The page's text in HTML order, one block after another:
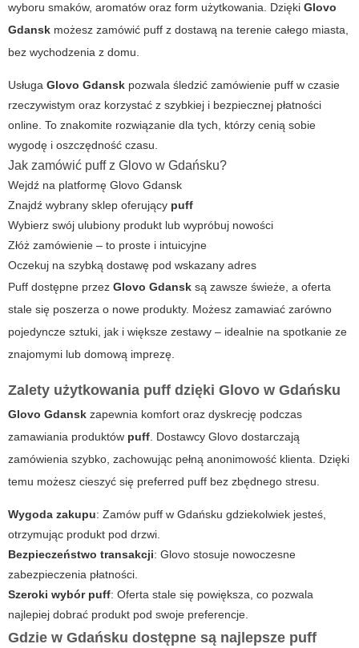
wyboru smaków, aromatów oraz form użytkowania. Dzięki Glovo
Gdansk możesz zamówić puff z dostawą na terenie całego miasta,
bez wychodzenia z domu.
Usługa Glovo Gdansk pozwala śledzić zamówienie puff w czasie
rzeczywistym oraz korzystać z szybkiej i bezpiecznej płatności
online. To znakomite rozwiązanie dla tych, którzy cenią sobie
wygodę i oszczędność czasu.
Jak zamówić puff z Glovo w Gdańsku?
Wejdź na platformę Glovo Gdansk
Znajdź wybrany sklep oferujący puff
Wybierz swój ulubiony produkt lub wypróbuj nowości
Złóż zamówienie – to proste i intuicyjne
Oczekuj na szybką dostawę pod wskazany adres
Puff dostępne przez Glovo Gdansk są zawsze świeże, a oferta
stale się poszerza o nowe produkty. Możesz zamawiać zarówno
pojedyncze sztuki, jak i większe zestawy – idealnie na spotkanie ze
znajomymi lub domową imprezę.
Zalety użytkowania puff dzięki Glovo w Gdańsku
Glovo Gdansk zapewnia komfort oraz dyskrecję podczas
zamawiania produktów puff. Dostawcy Glovo dostarczają
zamówienia szybko, zachowując pełną anonimowość klienta. Dzięki
temu możesz cieszyć się preferred puff bez zbędnego stresu.
Wygoda zakupu: Zamów puff w Gdańsku gdziekolwiek jesteś,
otrzymując produkt pod drzwi.
Bezpieczeństwo transakcji: Glovo stosuje nowoczesne
zabezpieczenia płatności.
Szeroki wybór puff: Oferta stale się powiększa, co pozwala
najlepiej dobrać produkt pod swoje preferencje.
Gdzie w Gdańsku dostępne są najlepsze puff